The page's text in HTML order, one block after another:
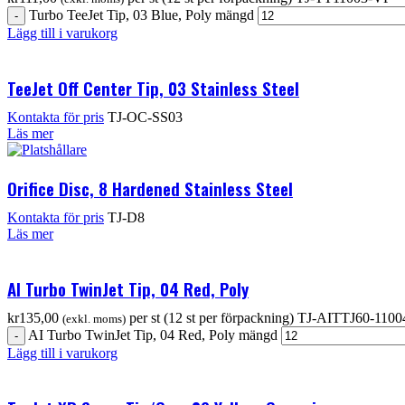
Turbo TeeJet Tip, 03 Blue, Poly mängd
Lägg till i varukorg
TeeJet Off Center Tip, 03 Stainless Steel
Kontakta för pris TJ-OC-SS03
Läs mer
Orifice Disc, 8 Hardened Stainless Steel
Kontakta för pris TJ-D8
Läs mer
AI Turbo TwinJet Tip, 04 Red, Poly
kr135,00 (exkl. moms) per st (12 st per förpackning) TJ-AITTJ60-
AI Turbo TwinJet Tip, 04 Red, Poly mängd
Lägg till i varukorg